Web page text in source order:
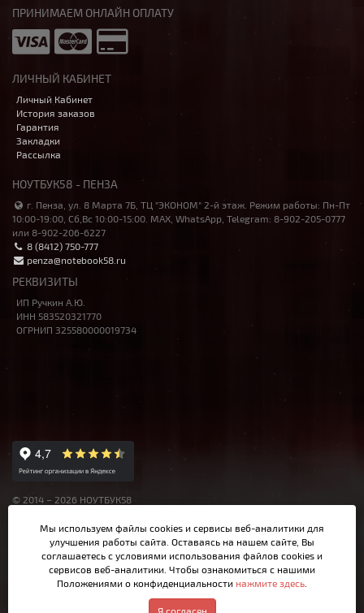
ПРИНИМАЕМ ОНЛАЙН ОПЛАТУ
ЛИЧНЫЙ КАБИНЕТ
Личный Кабинет
История заказов
Гарантия
Закладки
Рассылка
НОУТБУК58 - ПЕНЗА
г. Пенза, ул. 8 Марта 7Б, ТЦ "ЭКОНОМ" 2-й этаж. Режим работы: Пн-Пт
10:00-19:00, Сб,Вс 10:00-15:00. MAX, WhatsApp, Telegram: 8-902-205-0777
или 8-902-206-6227
8 (8412) 750-777
penza@notebook58.ru
РЕКВИЗИТЫ
ИП Ручкин А.Ю.
ИНН 583520321770
ОГРНИП 325580000019734
© 2014 – 2026 НОУТБУК58
материалы и цены на сайте не являются публичной офертой,
определяемой Ст.437 ГК РФ.
Написать в MAX
Мы используем файлы cookies и сервисы веб-аналитики для
улучшения работы сайта. Оставаясь на нашем сайте, Вы
соглашаетесь с условиями использования файлов cookies и
сервисов веб-аналитики. Чтобы ознакомиться с нашими
Положениями о конфиденциальности нажмите здесь
Я согласен